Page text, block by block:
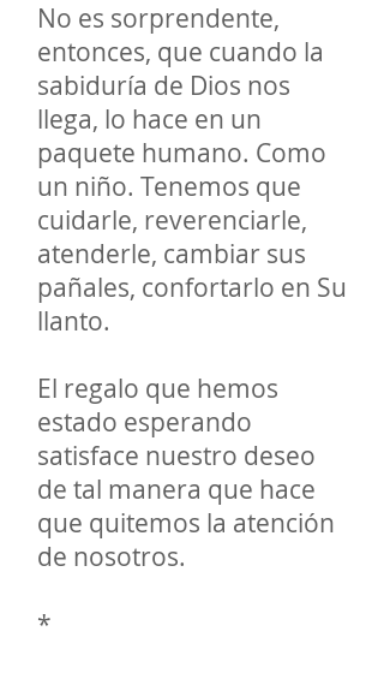
No es sorprendente,
entonces, que cuando la
sabiduría de Dios nos
llega, lo hace en un
paquete humano. Como
un niño. Tenemos que
cuidarle, reverenciarle,
atenderle, cambiar sus
pañales, confortarlo en Su
llanto.
El regalo que hemos
estado esperando
satisface nuestro deseo
de tal manera que hace
que quitemos la atención
de nosotros.
*